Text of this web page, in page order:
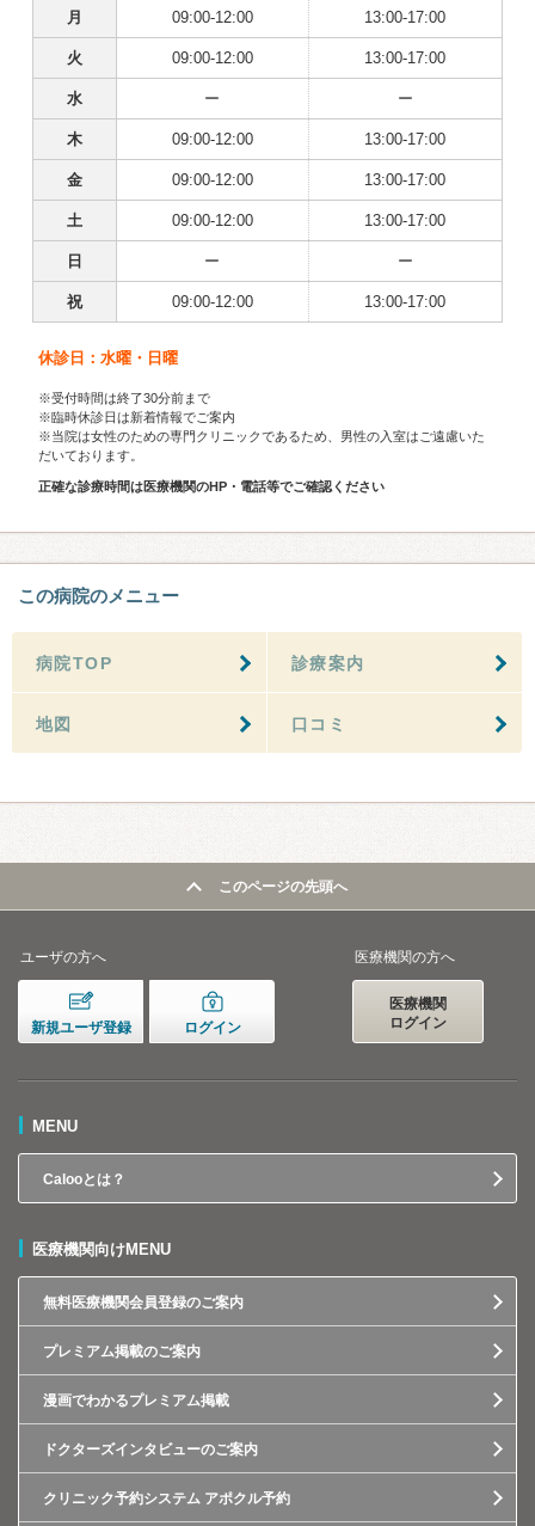
月 09:00-12:00 13:00-17:00
火 09:00-12:00 13:00-17:00
水 ー ー
木 09:00-12:00 13:00-17:00
金 09:00-12:00 13:00-17:00
土 09:00-12:00 13:00-17:00
日 ー ー
祝 09:00-12:00 13:00-17:00
休診日：水曜・日曜
※受付時間は終了30分前まで
※臨時休診日は新着情報でご案内
※当院は女性のための専門クリニックであるため、男性の入室はご遠慮いた
だいております。
正確な診療時間は医療機関のHP・電話等でご確認ください
この病院のメニュー
病院TOP 診療案内
地図 口コミ
このページの先頭へ
ユーザの方へ
新規ユーザ登録 ログイン
医療機関の方へ
医療機関
ログイン
MENU
Calooとは？
医療機関向けMENU
無料医療機関会員登録のご案内
プレミアム掲載のご案内
漫画でわかるプレミアム掲載
ドクターズインタビューのご案内
クリニック予約システム アポクル予約